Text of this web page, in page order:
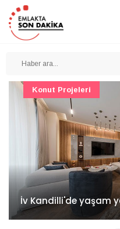
İv Kandilli'de yaşam
Konut Projeleri